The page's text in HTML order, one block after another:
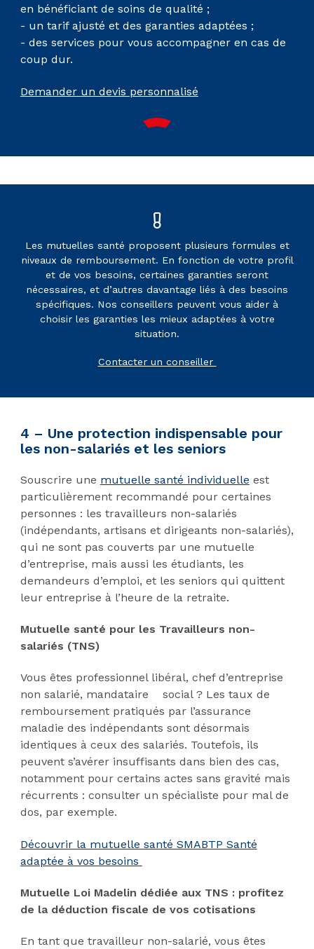
en bénéficiant de soins de qualité ;
- un tarif ajusté et des garanties adaptées ;
- des services pour vous accompagner en cas de
coup dur.
Demander un devis personnalisé
Les mutuelles santé proposent plusieurs formules et
niveaux de remboursement. En fonction de votre profil
et de vos besoins, certaines garanties seront
nécessaires, et d’autres davantage liés à des besoins
spécifiques. Nos conseillers peuvent vous aider à
choisir les garanties les mieux adaptées à votre
situation.
Contacter un conseiller
4 – Une protection indispensable pour
les non-salariés et les seniors
Souscrire une mutuelle santé individuelle est
particulièrement recommandé pour certaines
personnes : les travailleurs non-salariés
(indépendants, artisans et dirigeants non-salariés),
qui ne sont pas couverts par une mutuelle
d’entreprise, mais aussi les étudiants, les
demandeurs d’emploi, et les seniors qui quittent
leur entreprise à l’heure de la retraite.
Mutuelle santé pour les Travailleurs non-
salariés (TNS)
Vous êtes professionnel libéral, chef d’entreprise
non salarié, mandataire social ? Les taux de
remboursement pratiqués par l’assurance
maladie des indépendants sont désormais
identiques à ceux des salariés. Toutefois, ils
peuvent s’avérer insuffisants dans bien des cas,
notamment pour certains actes sans gravité mais
récurrents : consulter un spécialiste pour mal de
dos, par exemple.
Découvrir la mutuelle santé SMABTP Santé
adaptée à vos besoins
Mutuelle Loi Madelin dédiée aux TNS : profitez
de la déduction fiscale de vos cotisations
En tant que travailleur non-salarié, vous êtes